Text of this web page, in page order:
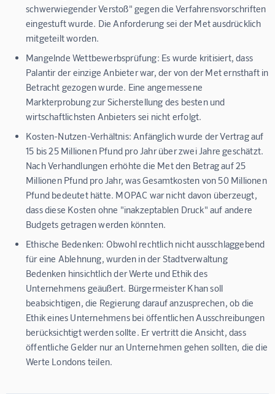
schwerwiegender Verstoß" gegen die Verfahrensvorschriften
eingestuft wurde. Die Anforderung sei der Met ausdrücklich
mitgeteilt worden.
Mangelnde Wettbewerbsprüfung: Es wurde kritisiert, dass
Palantir der einzige Anbieter war, der von der Met ernsthaft in
Betracht gezogen wurde. Eine angemessene
Markterprobung zur Sicherstellung des besten und
wirtschaftlichsten Anbieters sei nicht erfolgt.
Kosten-Nutzen-Verhältnis: Anfänglich wurde der Vertrag auf
15 bis 25 Millionen Pfund pro Jahr über zwei Jahre geschätzt.
Nach Verhandlungen erhöhte die Met den Betrag auf 25
Millionen Pfund pro Jahr, was Gesamtkosten von 50 Millionen
Pfund bedeutet hätte. MOPAC war nicht davon überzeugt,
dass diese Kosten ohne "inakzeptablen Druck" auf andere
Budgets getragen werden könnten.
Ethische Bedenken: Obwohl rechtlich nicht ausschlaggebend
für eine Ablehnung, wurden in der Stadtverwaltung
Bedenken hinsichtlich der Werte und Ethik des
Unternehmens geäußert. Bürgermeister Khan soll
beabsichtigen, die Regierung darauf anzusprechen, ob die
Ethik eines Unternehmens bei öffentlichen Ausschreibungen
berücksichtigt werden sollte. Er vertritt die Ansicht, dass
öffentliche Gelder nur an Unternehmen gehen sollten, die die
Werte Londons teilen.